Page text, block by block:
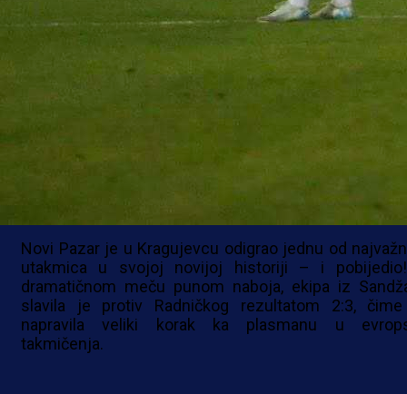
Novi Pazar je u Kragujevcu odigrao jednu od
utakmica u svojoj novijoj historiji – i
dramatičnom meču punom naboja, ekipa iz
slavila je protiv Radničkog rezultatom 2:3,
napravila veliki korak ka plasmanu u
takmičenja.